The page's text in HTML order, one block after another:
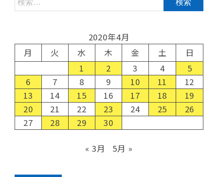
2020年4月
月
火 水 木 金 土
日
1
2 3 4
5
6
7 8 9 10 11
12
13
14 15 16 17 18
19
20
21 22 23 24 25
26
27
28 29 30
« 3月 5月 »